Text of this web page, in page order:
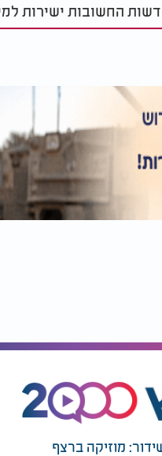
החשובות ישירות
מוזיקה ברצף